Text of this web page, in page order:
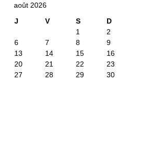
août 2026
J V S
D
1
2
6 7 8
9
13 14 15
16
20 21 22
23
27 28 29
30